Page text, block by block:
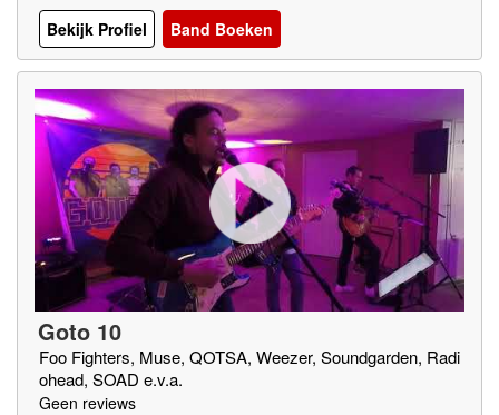
Bekijk Profiel
Band Boeken
Goto 10
Foo Fighters, Muse, QOTSA, Weezer, Soundgarden, Radi
ohead, SOAD e.v.a.
Geen reviews